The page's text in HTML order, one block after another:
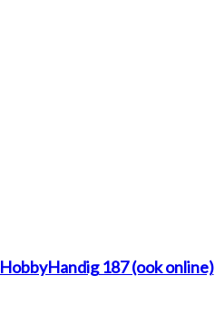
HobbyHandig 187 (ook online)